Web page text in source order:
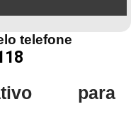
telefone
para